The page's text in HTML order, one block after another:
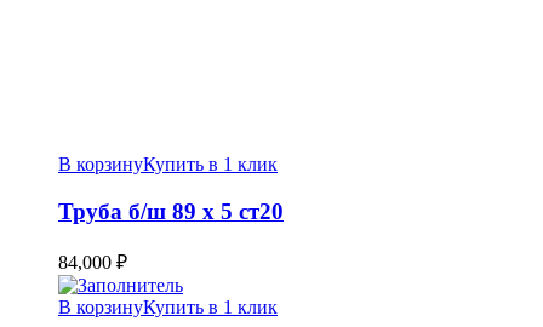
В корзинуКупить в 1 клик
Труба б/ш 89 х 5 ст20
84,000 ₽
В корзинуКупить в 1 клик